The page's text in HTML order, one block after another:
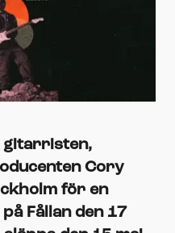
gitarristen,
Cory
för en
Fållan den 17